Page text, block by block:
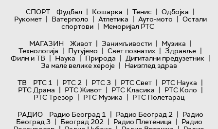
СПОРТ
Фудбал | Кошарка | Тенис | Одбојка |
Рукомет | Ватерполо | Атлетика | Ауто-мото | Остали
спортови | Меморијал РТС
МАГАЗИН
Живот | Занимљивости | Музика |
Технологијa | Путујемо | Свет познатих | Здравље |
Филм и ТВ | Наука | Природа | Дигитални предузетник |
За мале велике хероје | Наизглед здрав
ТВ
РТС 1 | РТС 2 | РТС 3 | РТС Свет | РТС Наука |
РТС Драма | РТС Живот | РТС Класика | РТС Коло |
РТС Трезор | РТС Музика | РТС Полетарац
РАДИО
Радио Београд 1 | Радио Београд 2 | Радио
Београд 3 | Београд 202 | Радио Плетеница | Радио